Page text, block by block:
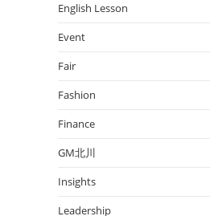
English Lesson
Event
Fair
Fashion
Finance
GM北川
Insights
Leadership